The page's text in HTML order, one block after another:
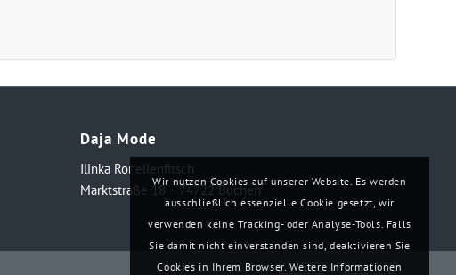
Daja Mode
Ilinka Ronellenfitsch
Marktstraße 18・74722 Buchen
Wir nutzen Cookies auf unserer Website. Es werden
ausschließlich essenzielle Cookie gesetzt, wir
verwenden keine Tracking- oder Analyse-Tools. Falls
Sie damit nicht einverstanden sind, deaktivieren Sie
Cookies in Ihrem Browser. Weitere Informationen